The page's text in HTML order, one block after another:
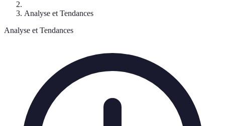
Analyse et Tendances
Analyse et Tendances